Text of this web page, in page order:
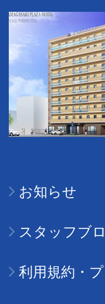
お知らせ
スタッフブ
利用規約・